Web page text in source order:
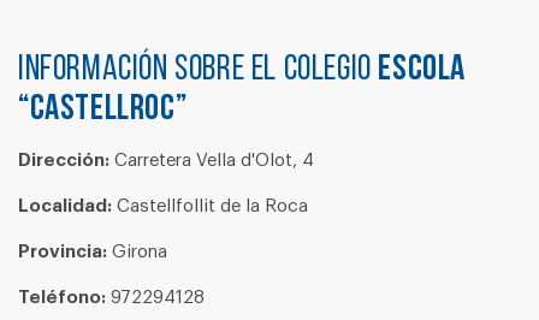
Información sobre el colegio ESCOLA
“CASTELLROC”
Dirección: Carretera Vella d'Olot, 4
Localidad: Castellfollit de la Roca
Provincia: Girona
Teléfono: 972294128